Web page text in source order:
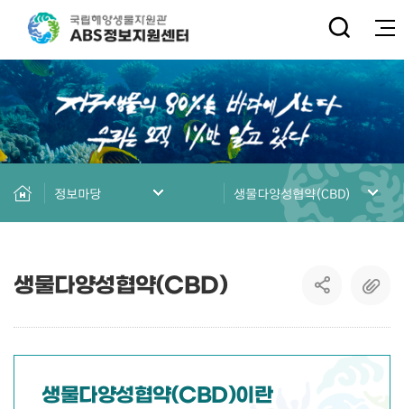
생물다양성협약(CBD)
정보마당 생물다양성협약(CBD)
생물다양성협약(CBD)이란